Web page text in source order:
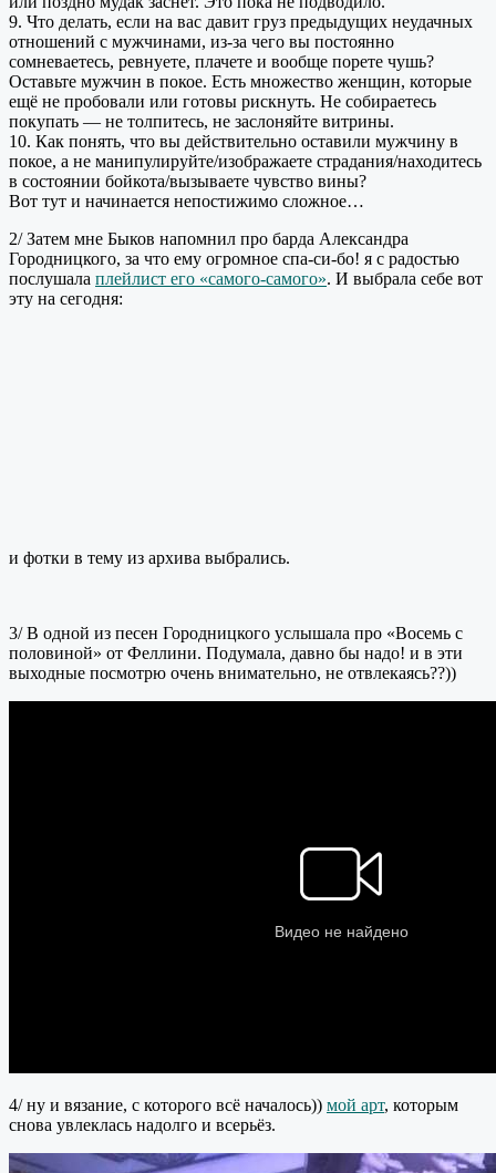
9. Что делать, если на вас давит груз предыдущих неудачных
отношений с мужчинами, из-за чего вы постоянно
сомневаетесь, ревнуете, плачете и вообще порете чушь?
Оставьте мужчин в покое. Есть множество женщин, которые
ещё не пробовали или готовы рискнуть. Не собираетесь
покупать — не толпитесь, не заслоняйте витрины.
10. Как понять, что вы действительно оставили мужчину в
покое, а не манипулируйте/изображаете страдания/находитесь
в состоянии бойкота/вызываете чувство вины?
Вот тут и начинается непостижимо сложное…
2/ Затем мне Быков напомнил про барда Александра
Городницкого, за что ему огромное спа-си-бо! я с радостью
послушала плейлист его «самого-самого». И выбрала себе вот
эту на сегодня:
и фотки в тему из архива выбрались.
3/ В одной из песен Городницкого услышала про «Восемь с
половиной» от Феллини. Подумала, давно бы надо! и в эти
выходные посмотрю очень внимательно, не отвлекаясь??))
4/ ну и вязание, с которого всё началось)) мой арт, которым
снова увлеклась надолго и всерьёз.